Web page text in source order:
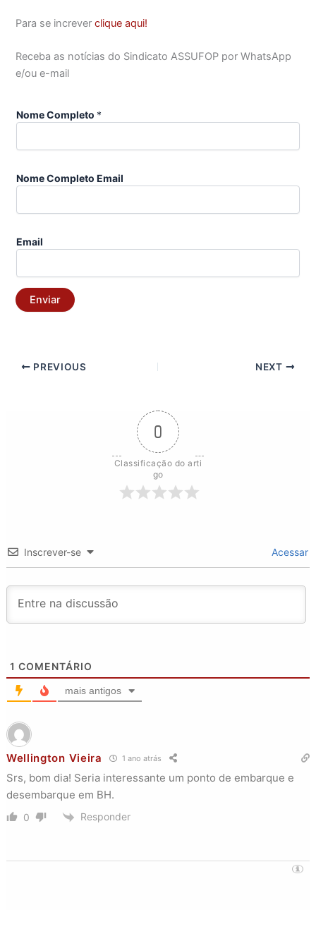
Para se increverclique aqui!
Receba as notícias do Sindicato ASSUFOP por WhatsApp
e/ou e-mail
Nome Completo *
Nome Completo Email
Email
Enviar
PREVIOUS NEXT
0
Classificação do arti
go
Inscrever-se Acessar
1 COMENTÁRIO
mais antigos
Wellington Vieira 1 ano atrás
Srs, bom dia! Seria interessante um ponto de embarque e
desembarque em BH.
0 Responder